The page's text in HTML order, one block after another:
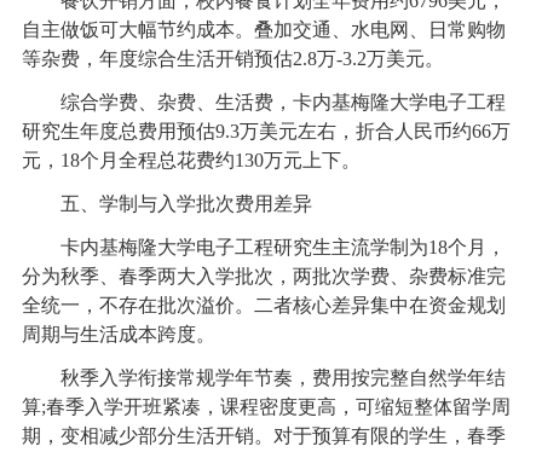
自主做饭可大幅节约成本。叠加交通、水电网、日常购物
等杂费，年度综合生活开销预估2.8万-3.2万美元。
综合学费、杂费、生活费，卡内基梅隆大学电子工程
研究生年度总费用预估9.3万美元左右，折合人民币约66万
元，18个月全程总花费约130万元上下。
五、学制与入学批次费用差异
卡内基梅隆大学电子工程研究生主流学制为18个月，
分为秋季、春季两大入学批次，两批次学费、杂费标准完
全统一，不存在批次溢价。二者核心差异集中在资金规划
周期与生活成本跨度。
秋季入学衔接常规学年节奏，费用按完整自然学年结
算;春季入学开班紧凑，课程密度更高，可缩短整体留学周
期，变相减少部分生活开销。对于预算有限的学生，春季